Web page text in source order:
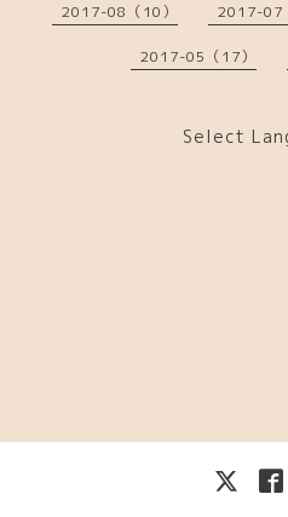
2017-08（10） 2017-07
2017-05（17）
Select